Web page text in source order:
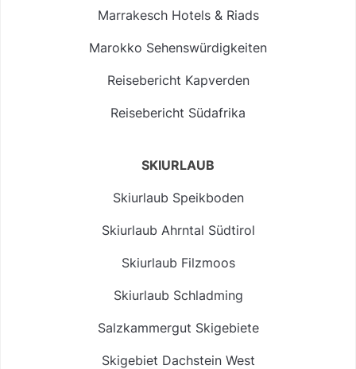
Marrakesch Hotels & Riads
Marokko Sehenswürdigkeiten
Reisebericht Kapverden
Reisebericht Südafrika
SKIURLAUB
Skiurlaub Speikboden
Skiurlaub Ahrntal Südtirol
Skiurlaub Filzmoos
Skiurlaub Schladming
Salzkammergut Skigebiete
Skigebiet Dachstein West